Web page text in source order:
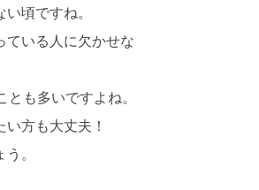
頃ですね。
ている人に欠かせな
も多いですよね。
方も大丈夫！
。